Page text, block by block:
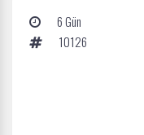
6 Gün
10126